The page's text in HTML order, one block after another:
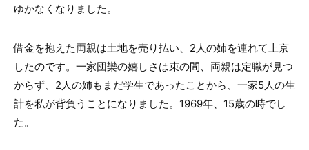
ゆかなくなりました。
借金を抱えた両親は土地を売り払い、2人の姉を連れて上京
したのです。一家団欒の嬉しさは束の間、両親は定職が見つ
からず、2人の姉もまだ学生であったことから、一家5人の生
計を私が背負うことになりました。1969年、15歳の時でし
た。